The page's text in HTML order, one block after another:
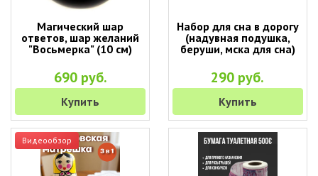
Магический шар
ответов, шар желаний
"Восьмерка" (10 см)
690 руб.
Купить
Набор для сна в дорогу
(надувная подушка,
беруши, мска для сна)
290 руб.
Купить
Видеообзор